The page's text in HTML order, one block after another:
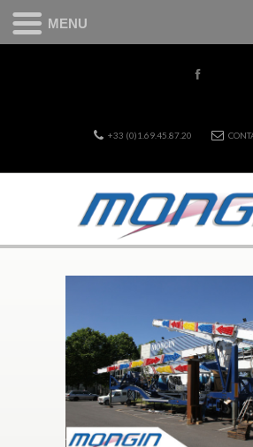
+33 (0)1.69.45.87.20
MENU